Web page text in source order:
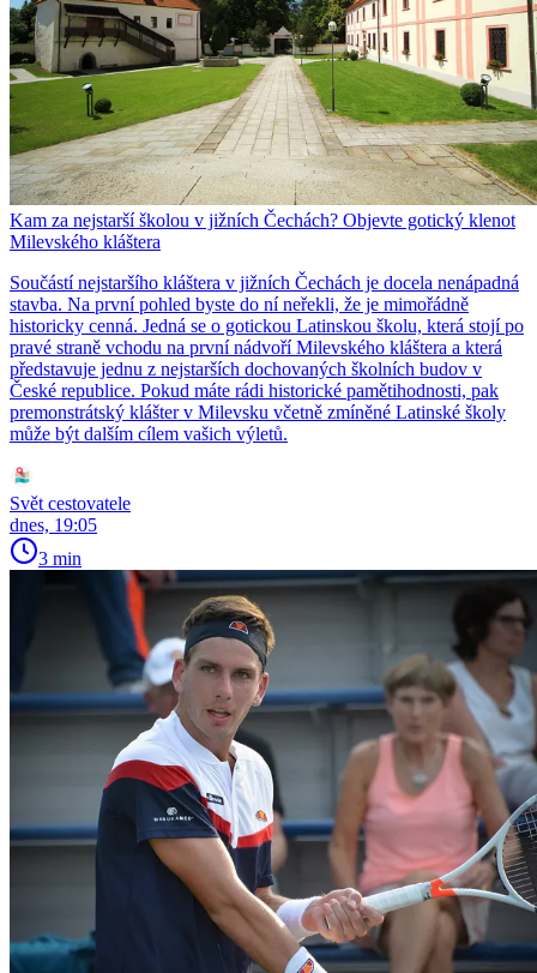
Kam za nejstarší školou v jižních Čechách? Objevte gotický klenot
Milevského kláštera
Součástí nejstaršího kláštera v jižních Čechách je docela nenápadná
stavba. Na první pohled byste do ní neřekli, že je mimořádně
historicky cenná. Jedná se o gotickou Latinskou školu, která stojí po
pravé straně vchodu na první nádvoří Milevského kláštera a která
představuje jednu z nejstarších dochovaných školních budov v
České republice. Pokud máte rádi historické pamětihodnosti, pak
premonstrátský klášter v Milevsku včetně zmíněné Latinské školy
může být dalším cílem vašich výletů.
Svět cestovatele
dnes, 19:05
3 min